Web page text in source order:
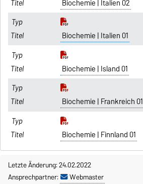
Biochemie | Italien 02
Biochemie | Italien 01
Biochemie | Island 01
Biochemie | Frankreich 01
Biochemie | Finnland 01
Letzte Änderung: 24.02.2022
Ansprechpartner:
Webmaster